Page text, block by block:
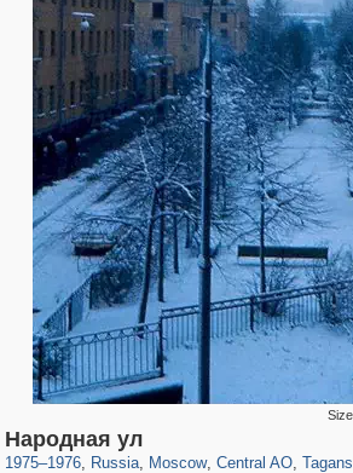
Народная ул
1975–1976, Russia
1,407,347
, Moscow
319,882
, Central AO,